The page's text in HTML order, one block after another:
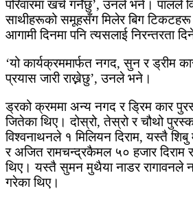
परिवारमा खर्च गर्नेछु’, उनले भने। पालले
साथीहरूको समूहसँग मिलेर बिग टिकटहरू
आगामी दिनमा पनि त्यसलाई निरन्तरता
‘यो कार्यक्रममार्फत नगद, सुन र ड्रीम
प्रयास जारी राख्नेछु’, उनले भने।
ड्रको क्रममा अन्य नगद र ड्रिम कार
जितेका थिए। दोस्रो, तेस्रो र चौथो
विश्वनाथनले १ मिलियन दिराम, यस्तै शिबु
र अजित रामचन्द्रकैमल ५० हजार दिराम
थिए। यस्तै सुमन मुथैया नाडर रागावनले
गरेका थिए।